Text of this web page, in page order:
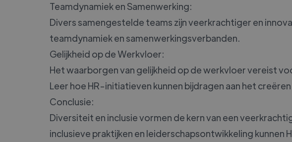
Teamdynamiek en Samenwerking:
Divers samengestelde teams zijn veerkrachtiger en
teamdynamiek en samenwerkingsverbanden.
Gelijkheid op de Werkvloer:
Het waarborgen van gelijkheid op de werkvloer vereist
Leer hoe HR-initiatieven kunnen bijdragen aan het
Conclusie:
Diversiteit en inclusie vormen de kern van een
inclusieve praktijken en leiderschapsontwikkeling